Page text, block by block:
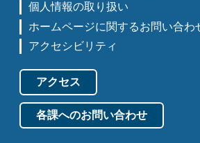
個人情報の取り扱い
ホームページに関するお問い合わ
アクセシビリティ
アクセス
各課へのお問い合わせ